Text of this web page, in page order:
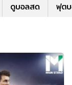
ดูบอลสด ฟุต